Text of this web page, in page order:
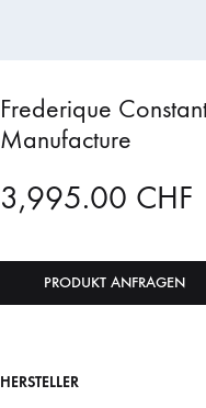
Frederique
Manufacture
3,995.00 CHF
PRODUKT ANFRAGEN
HERSTELLER